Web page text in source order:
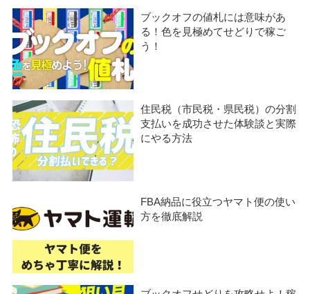
ブックオフの値札には意味があ
る！色を見極めてせどりで稼ご
う！
住民税（市民税・県民税）の分割
支払いを成功させた体験談と実際
にやる方法
FBA納品に役立つヤマト便の使い
方を徹底解説